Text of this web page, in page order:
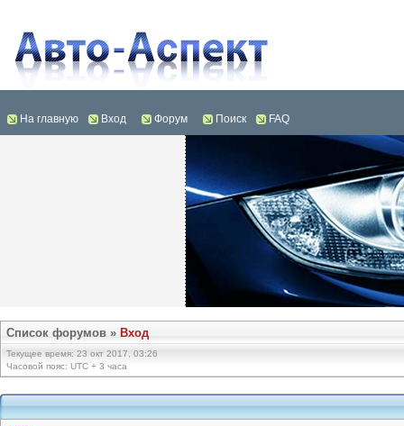
На главную Вход Форум Поиск FAQ
Список форумов » Вход
Текущее время: 23 окт 2017, 03:26
Часовой пояс: UTC + 3 часа